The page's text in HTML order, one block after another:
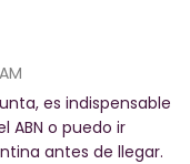
es indispensable
ABN o puedo ir
antes de llegar.